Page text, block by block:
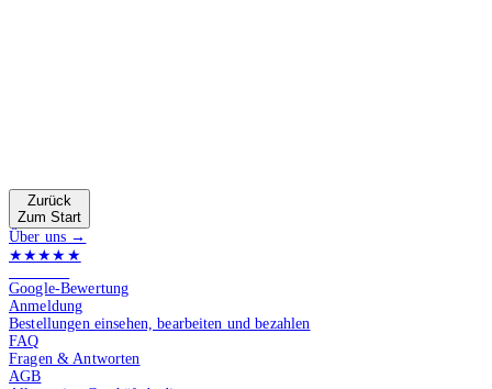
Zurück
Zum Start
Über uns →
★★★★★
Google-Bewertung
Anmeldung
Bestellungen einsehen, bearbeiten und bezahlen
FAQ
Fragen & Antworten
AGB